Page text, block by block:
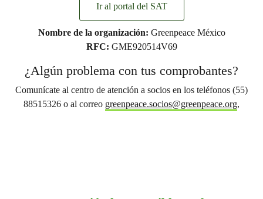
Ir al portal del SAT
Nombre de la organización: Greenpeace México
RFC: GME920514V69
¿Algún problema con tus comprobantes?
Comunícate al centro de atención a socios en los teléfonos (55)
88515326 o al correo greenpeace.socios@greenpeace.org,